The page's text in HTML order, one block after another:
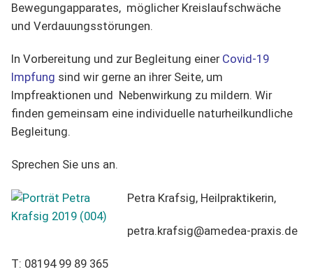
Bewegungapparates, möglicher Kreislaufschwäche
und Verdauungsstörungen.
In Vorbereitung und zur Begleitung einer Covid-19
Impfung sind wir gerne an ihrer Seite, um
Impfreaktionen und Nebenwirkung zu mildern. Wir
finden gemeinsam eine individuelle naturheilkundliche
Begleitung.
Sprechen Sie uns an.
Petra Krafsig, Heilpraktikerin,
petra.krafsig@amedea-praxis.de
T: 08194 99 89 365